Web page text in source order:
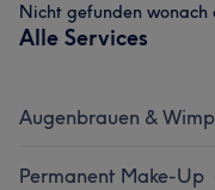
Nicht gefunden wonach
Alle Services
Augenbrauen &
Permanent Make-Up